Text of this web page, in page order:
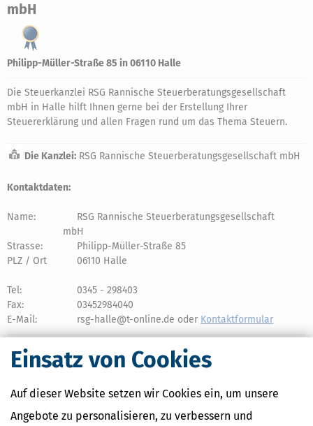
Einsatz von Cookies
Auf dieser Website setzen wir Cookies ein, um unsere
Angebote zu personalisieren, zu verbessern und
mbH
Philipp-Müller-Straße 85 in 06110 Halle
Die Steuerkanzlei RSG Rannische Steuerberatungsgesellschaft
mbH in Halle hilft Ihnen gerne bei der Erstellung Ihrer
Steuererklärung und allen Fragen rund um das Thema Steuern.
Die Kanzlei: RSG Rannische Steuerberatungsgesellschaft mbH
Kontaktdaten:
Name:
RSG Rannische Steuerberatungsgesellschaft
mbH
Strasse:
Philipp-Müller-Straße 85
PLZ / Ort
06110 Halle
Tel:
0345 - 298403
Fax:
03452984040
E-Mail:
rsg-halle@t-online.de oder Kontaktformular